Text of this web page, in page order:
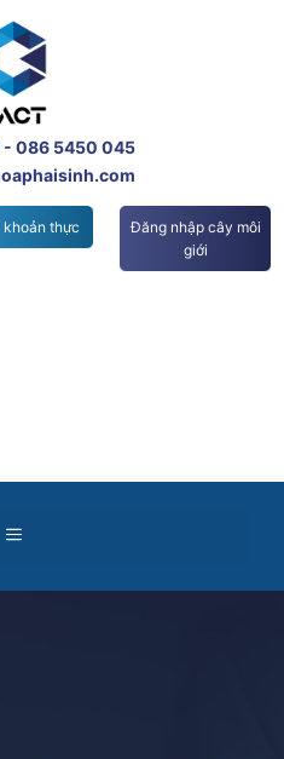
- 086 5450 045
khoản thực
Đăng nhập cây môi
giới
Menu